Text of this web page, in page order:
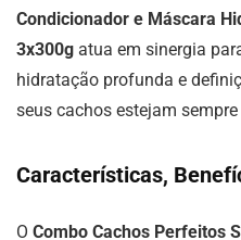
Condicionador e Máscara
3x300g atua em sinergia
hidratação profunda e
seus cachos estejam
Características,
O Combo Cachos Perfeitos